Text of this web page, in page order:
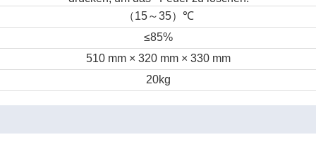
（15～35）
℃
≤85%
510 mm × 320 mm × 330 mm
20kg